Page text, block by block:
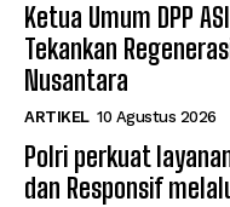
Ketua Umum DPP
Tekankan
Nusantara
ARTIKEL 10 Agustus 2026
Polri perkuat
dan Responsif